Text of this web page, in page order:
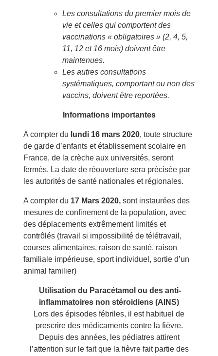
Les consultations du premier mois de
vie et celles qui comportent des
vaccinations « obligatoires » (2, 4, 5,
11, 12 et 16 mois) doivent être
maintenues.
Les autres consultations
systématiques, comportant ou non des
vaccins, doivent être reportées.
Informations importantes
A compter du lundi 16 mars 2020, toute structure
de garde d’enfants et établissement scolaire en
France, de la crèche aux universités, seront
fermés. La date de réouverture sera précisée par
les autorités de santé nationales et régionales.
A compter du 17 Mars 2020, sont instaurées des
mesures de confinement de la population, avec
des déplacements extrêmement limités et
contrôlés (travail si impossibilité de télétravail,
courses alimentaires, raison de santé, raison
familiale impérieuse, sport individuel, sortie d’un
animal familier)
Utilisation du Paracétamol ou des anti-
inflammatoires non stéroidiens (AINS)
Lors des épisodes fébriles, il est habituel de
prescrire des médicaments contre la fièvre.
Depuis des années, les pédiatres attirent
l’attention sur le fait que la fièvre fait partie des